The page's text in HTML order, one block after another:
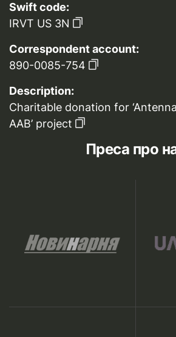
Swift code:
IRVT US 3N
Correspondent account:
890-0085-754
Description:
Charitable donation for
AAB’ project
Преса про